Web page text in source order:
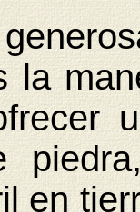
la
en